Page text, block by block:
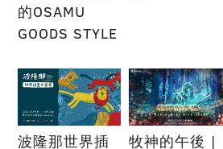
的OSAMU
GOODS STYLE
波隆那世界插
牧神的午後 |